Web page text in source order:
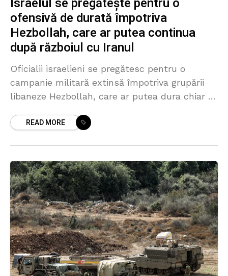
ofensivă de durată împotriva
Hezbollah, care ar putea continua
după războiul cu Iranul
Oficialii israelieni se pregătesc pentru o
campanie militară extinsă împotriva grupării
libaneze Hezbollah, care ar putea dura chiar și
Statele Unite și Iran. Informația a
READ MORE